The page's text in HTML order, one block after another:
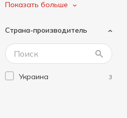
Показать больше
Страна-производитель
Украина 3